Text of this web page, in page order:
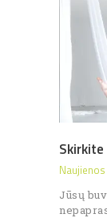
Naujienos
Jūsų